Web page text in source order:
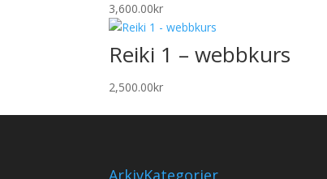
3,600.00kr
Reiki 1 – webbkurs
2,500.00kr
ArkivKategorier